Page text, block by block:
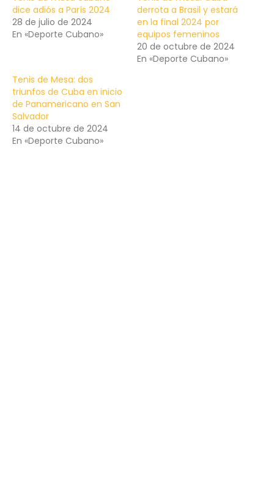
dice adiós a París 2024
28 de julio de 2024
En «Deporte Cubano»
derrota a Brasil y estará
en la final 2024 por
equipos femeninos
20 de octubre de 2024
En «Deporte Cubano»
Tenis de Mesa: dos
triunfos de Cuba en inicio
de Panamericano en San
Salvador
14 de octubre de 2024
En «Deporte Cubano»